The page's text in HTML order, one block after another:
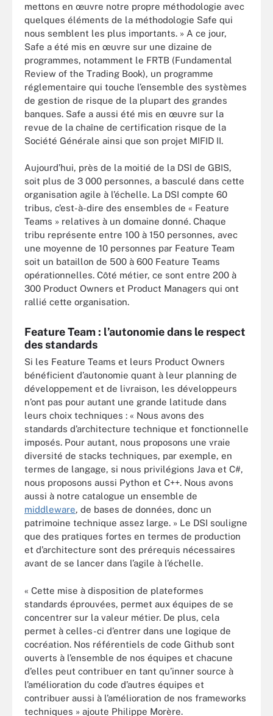
mettons en œuvre notre propre méthodologie avec
quelques éléments de la méthodologie Safe qui
nous semblent les plus importants. » A ce jour,
Safe a été mis en œuvre sur une dizaine de
programmes, notamment le FRTB (Fundamental
Review of the Trading Book), un programme
réglementaire qui touche l’ensemble des systèmes
de gestion de risque de la plupart des grandes
banques. Safe a aussi été mis en œuvre sur la
revue de la chaîne de certification risque de la
Société Générale ainsi que son projet MIFID II.
Aujourd’hui, près de la moitié de la DSI de GBIS,
soit plus de 3 000 personnes, a basculé dans cette
organisation agile à l’échelle. La DSI compte 60
tribus, c’est-à-dire des ensembles de « Feature
Teams » relatives à un domaine donné. Chaque
tribu représente entre 100 à 150 personnes, avec
une moyenne de 10 personnes par Feature Team
soit un bataillon de 500 à 600 Feature Teams
opérationnelles. Côté métier, ce sont entre 200 à
300 Product Owners et Product Managers qui ont
rallié cette organisation.
Feature Team : l’autonomie dans le respect
des standards
Si les Feature Teams et leurs Product Owners
bénéficient d’autonomie quant à leur planning de
développement et de livraison, les développeurs
n’ont pas pour autant une grande latitude dans
leurs choix techniques : « Nous avons des
standards d’architecture technique et fonctionnelle
imposés. Pour autant, nous proposons une vraie
diversité de stacks techniques, par exemple, en
termes de langage, si nous privilégions Java et C#,
nous proposons aussi Python et C++. Nous avons
aussi à notre catalogue un ensemble de
middleware, de bases de données, donc un
patrimoine technique assez large. » Le DSI souligne
que des pratiques fortes en termes de production
et d’architecture sont des prérequis nécessaires
avant de se lancer dans l’agile à l’échelle.
« Cette mise à disposition de plateformes
standards éprouvées, permet aux équipes de se
concentrer sur la valeur métier. De plus, cela
permet à celles-ci d’entrer dans une logique de
cocréation. Nos référentiels de code Github sont
ouverts à l’ensemble de nos équipes et chacune
d’elles peut contribuer en tant qu’inner source à
l’amélioration du code d’autres équipes et
contribuer aussi à l’amélioration de nos frameworks
techniques » ajoute Philippe Morère.